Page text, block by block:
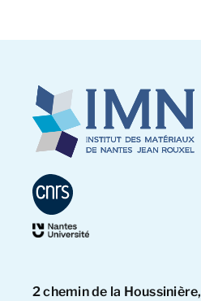
2 chemin de la Houssinière,